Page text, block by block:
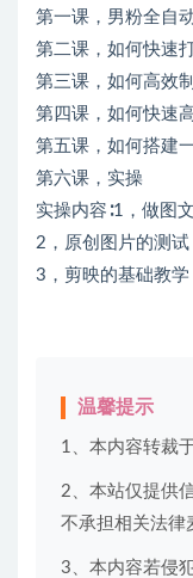
第一课，男粉全自
第二课，如何快速
第三课，如何高效
第四课，如何快速
第五课，如何搭建
第六课，实操
实操内容∶1，做图
2，原创图片的测试
3，剪映的基础教学
温馨提示
1、本内容转裁
2、本站仅提供
不承担相关法律
3、本内容若侵